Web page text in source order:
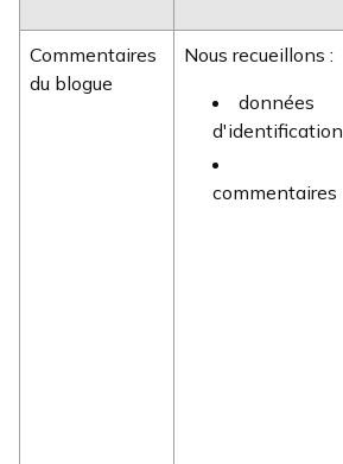
Commentaires
du blogue
Nous recueillons :
données
d'identification
commentaires